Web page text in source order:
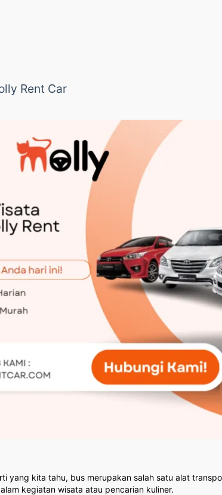
Rent Car
yang kita tahu, bus merupakan salah satu alat
kegiatan wisata atau pencarian kuliner.